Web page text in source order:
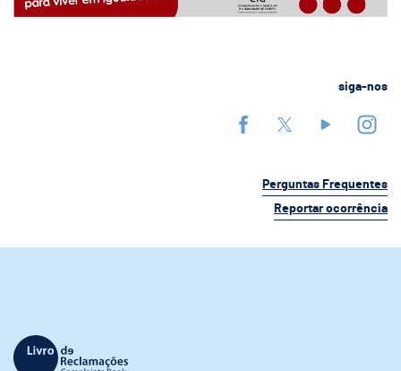
siga-nos
Perguntas Frequentes
Reportar ocorrência